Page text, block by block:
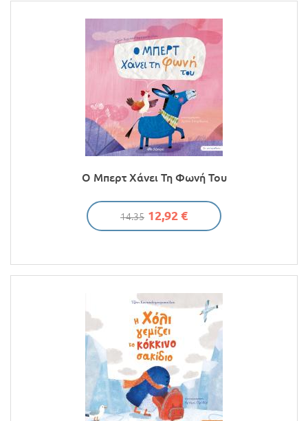
Ο Μπερτ Χάνει Τη Φωνή Του
14.35 12,92 €